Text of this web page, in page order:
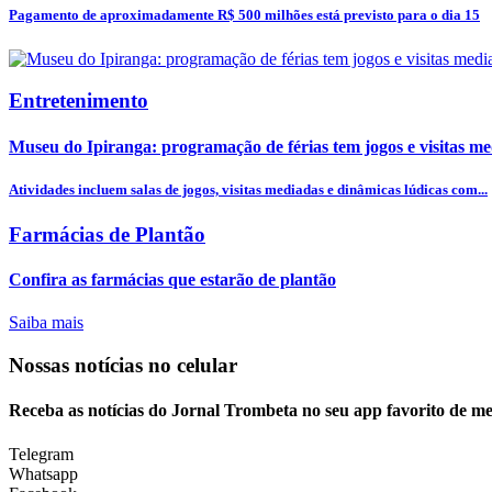
Pagamento de aproximadamente R$ 500 milhões está previsto para o dia 15
Entretenimento
Museu do Ipiranga: programação de férias tem jogos e visitas
Atividades incluem salas de jogos, visitas mediadas e dinâmicas lúdicas com...
Farmácias de Plantão
Confira as farmácias que estarão de plantão
Saiba mais
Nossas notícias no celular
Receba as notícias do Jornal Trombeta no seu app favorito de
Telegram
Whatsapp